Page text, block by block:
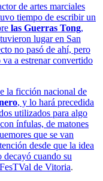
de artes marciales
tiempo de escribir un
las Guerras Tong,
lugar en San
no pasó de ahí, pero
va a estrenar convertido
la ficción nacional de
, y lo hará precedida
utilizados para algo
ínfulas, de matones
que se van
desde que la idea
decayó cuando su
FesTVal de Vitoria.